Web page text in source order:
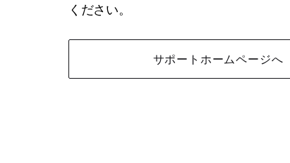
ください。
サポートホームページへ